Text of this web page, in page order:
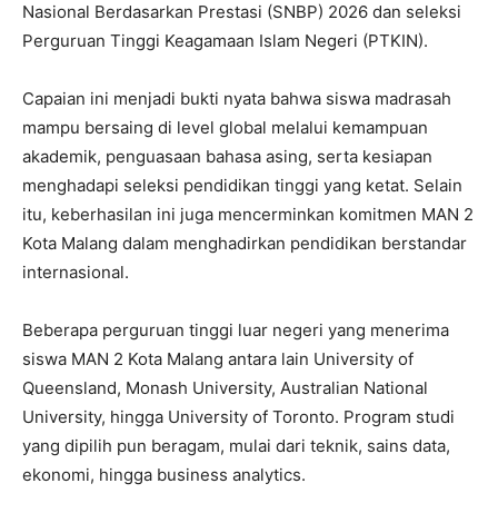
Nasional Berdasarkan Prestasi (SNBP) 2026 dan seleksi
Perguruan Tinggi Keagamaan Islam Negeri (PTKIN).
Capaian ini menjadi bukti nyata bahwa siswa madrasah
mampu bersaing di level global melalui kemampuan
akademik, penguasaan bahasa asing, serta kesiapan
menghadapi seleksi pendidikan tinggi yang ketat. Selain
itu, keberhasilan ini juga mencerminkan komitmen MAN 2
Kota Malang dalam menghadirkan pendidikan berstandar
internasional.
Beberapa perguruan tinggi luar negeri yang menerima
siswa MAN 2 Kota Malang antara lain University of
Queensland, Monash University, Australian National
University, hingga University of Toronto. Program studi
yang dipilih pun beragam, mulai dari teknik, sains data,
ekonomi, hingga business analytics.